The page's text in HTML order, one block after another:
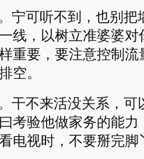
宁可听不到，也别
线，以树立准婆婆
重要，要注意控制
空。
干不来活没关系，可
考验他做家务的能
电视时，不要掰完